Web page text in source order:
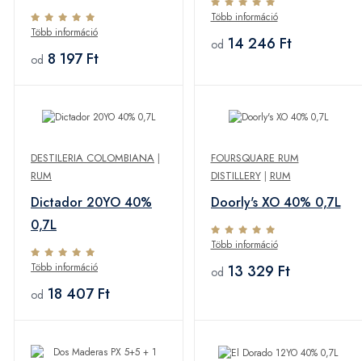
Több információ
od 8 197 Ft
Több információ
od 14 246 Ft
DESTILERIA COLOMBIANA |
RUM
Dictador 20YO 40%
0,7L
Több információ
od 18 407 Ft
FOURSQUARE RUM
DISTILLERY| RUM
Doorly's XO 40% 0,7L
Több információ
od 13 329 Ft